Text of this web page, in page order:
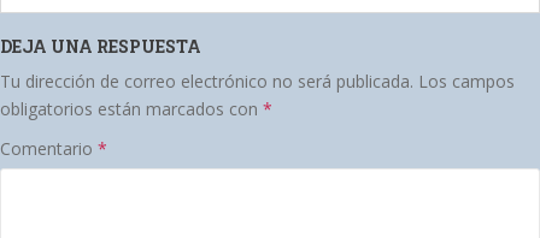
DEJA UNA RESPUESTA
Tu dirección de correo electrónico no será publicada. Los campos
obligatorios están marcados con *
Comentario *